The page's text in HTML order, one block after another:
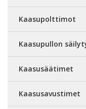
Kaasupolttimot
Kaasupullon
Kaasusäätimet
Kaasusavustimet